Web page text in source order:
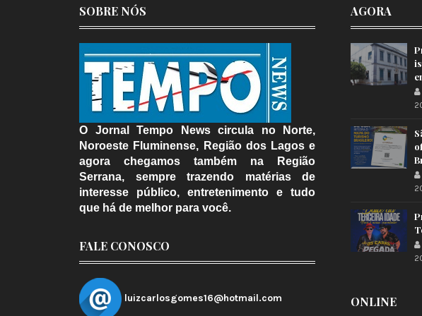
SOBRE NÓS
O Jornal Tempo News circula no Norte,
Noroeste Fluminense, Região dos Lagos e
agora chegamos também na Região
Serrana, sempre trazendo matérias de
interesse público, entretenimento e tudo
que há de melhor para você.
FALE CONOSCO
luizcarlosgomes16@hotmail.com
AGORA
ONLINE